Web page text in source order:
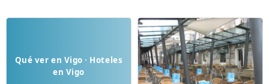
Qué ver en Vigo · Hoteles
en Vigo